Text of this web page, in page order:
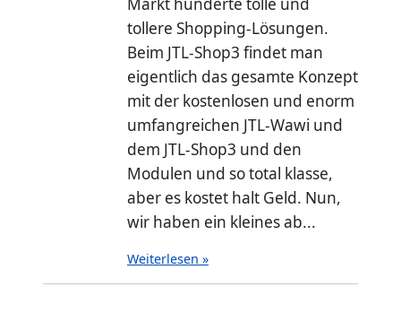
tollere Shopping-Lösungen.
Beim JTL-Shop3 findet man
eigentlich das gesamte Konzept
mit der kostenlosen und enorm
umfangreichen JTL-Wawi und
dem JTL-Shop3 und den
Modulen und so total klasse,
aber es kostet halt Geld. Nun,
wir haben ein kleines ab...
Weiterlesen »